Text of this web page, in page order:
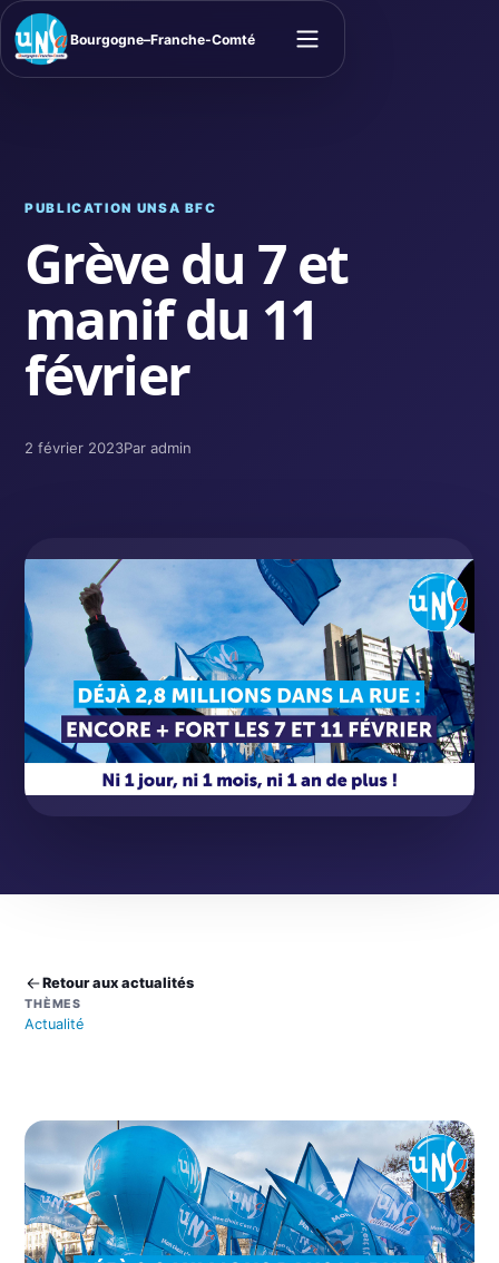
Bourgogne–Franche-Comté
Ouvrir le menu
PUBLICATION UNSA BFC
Grève du 7 et
manif du 11
février
2 février 2023Par admin
Retour aux actualités
THÈMES
Actualité